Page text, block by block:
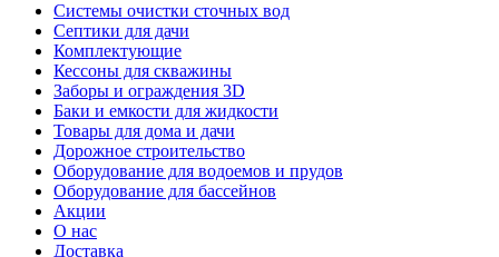
Системы очистки сточных вод
Септики для дачи
Комплектующие
Кессоны для скважины
Заборы и ограждения 3D
Баки и емкости для жидкости
Товары для дома и дачи
Дорожное строительство
Оборудование для водоемов и прудов
Оборудование для бассейнов
Акции
О нас
Доставка